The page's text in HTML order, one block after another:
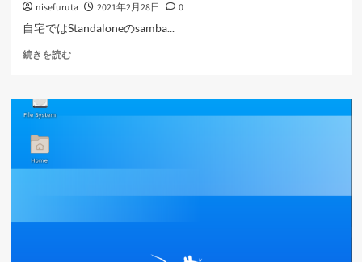
に
つ
て
に
nisefuruta 2021年2月28日
0
自宅ではStandaloneのsamba...
続きを読むSAMBA
DC
(Ver.4.13.4)